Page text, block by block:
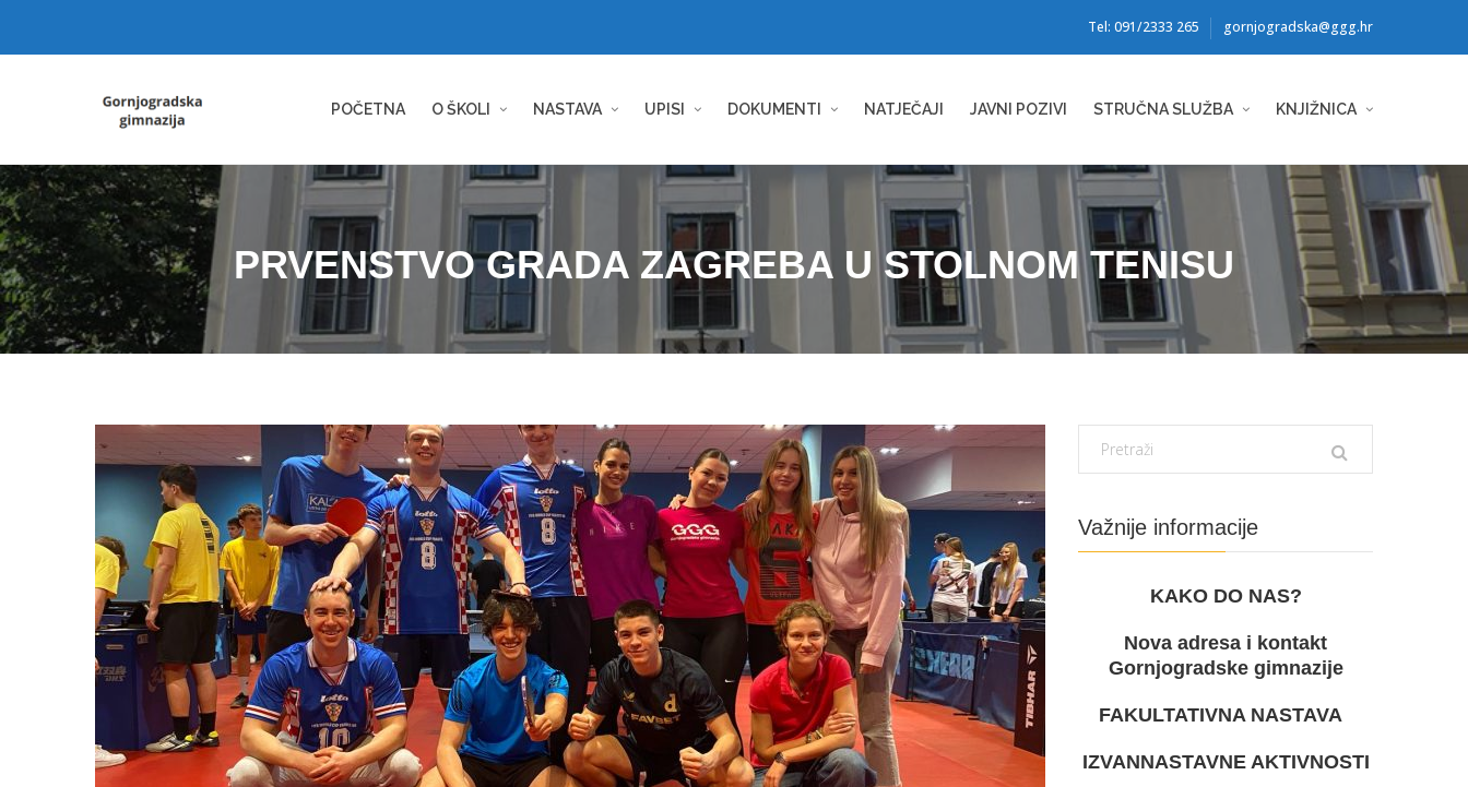
Tel: 091/2333 265 gornjogradska@ggg.hr
POČETNA O ŠKOLI NASTAVA UPISI DOKUMENTI NATJEČAJI JAVNI POZIVI STRUČNA SLUŽBA KNJIŽNICA
PRVENSTVO GRADA ZAGREBA U STOLNOM TENISU
Važnije informacije
KAKO DO NAS?
Nova adresa i kontakt
Gornjogradske gimnazije
FAKULTATIVNA NASTAVA
IZVANNASTAVNE AKTIVNOSTI